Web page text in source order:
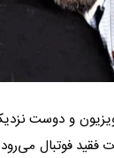
و دوست
فقید فوتبال